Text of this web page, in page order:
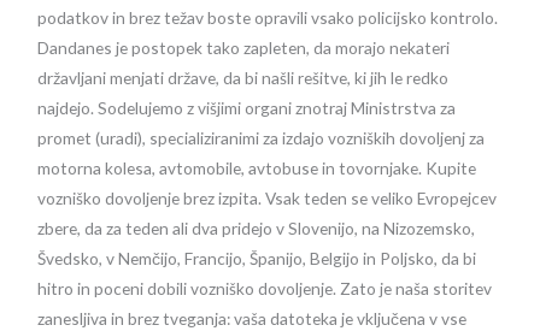
podatkov in brez težav boste opravili vsako policijsko kontrolo.
Dandanes je postopek tako zapleten, da morajo nekateri
državljani menjati države, da bi našli rešitve, ki jih le redko
najdejo. Sodelujemo z višjimi organi znotraj Ministrstva za
promet (uradi), specializiranimi za izdajo vozniških dovoljenj za
motorna kolesa, avtomobile, avtobuse in tovornjake. Kupite
vozniško dovoljenje brez izpita. Vsak teden se veliko Evropejcev
zbere, da za teden ali dva pridejo v Slovenijo, na Nizozemsko,
Švedsko, v Nemčijo, Francijo, Španijo, Belgijo in Poljsko, da bi
hitro in poceni dobili vozniško dovoljenje. Zato je naša storitev
zanesljiva in brez tveganja: vaša datoteka je vključena v vse